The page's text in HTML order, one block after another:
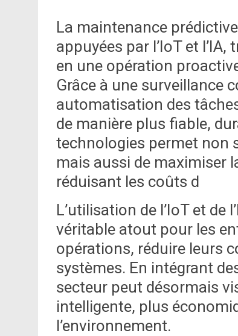
La maintenance
appuyées par l’IoT et
en une opération
Grâce à une surveillance
automatisation des
de manière plus fiable,
technologies permet non
mais aussi de maximiser
réduisant les coûts d
L’utilisation de l’IoT et de
véritable atout pour les
opérations, réduire leurs
systèmes. En intégrant
secteur peut désormais
intelligente, plus
l’environnement.